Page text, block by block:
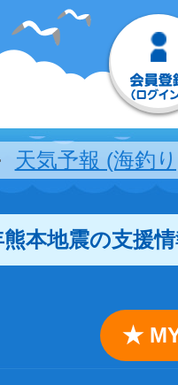
天気予報 (海釣
本地震の支援
★